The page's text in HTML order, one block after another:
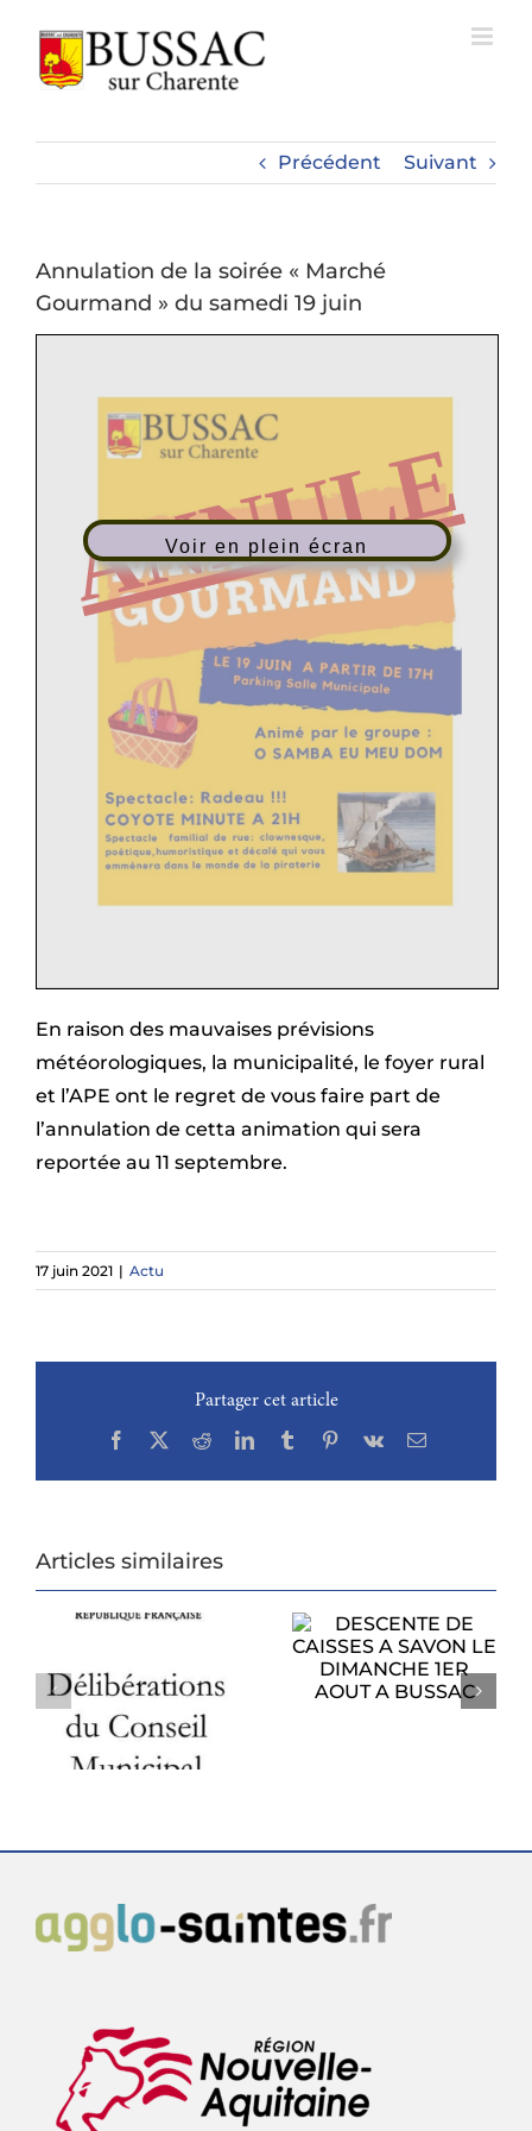
contenu
Précédent Suivant
Annulation de la soirée « Marché
Gourmand » du samedi 19 juin
Voir en plein écran
En raison des mauvaises prévisions
météorologiques, la municipalité, le foyer rural
et l’APE ont le regret de vous faire part de
l’annulation de cetta animation qui sera
reportée au 11 septembre.
17 juin 2021 | Actu
Partager cet article
Facebook
X RedditLinkedInTumblrPinterest
Vk Email
Articles similaires
DESCENTE DE
LE DIMANCHE
1ER AOUT A
BUSSAC
PROCHAIN
CONSEIL